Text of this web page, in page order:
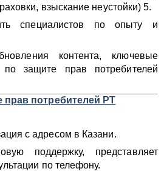
взыскание неустойки) 5.
специалистов по опыту и
контента, ключевые
защите прав потребителей
прав потребителей РТ
с адресом в Казани.
поддержку, представляет
по телефону.